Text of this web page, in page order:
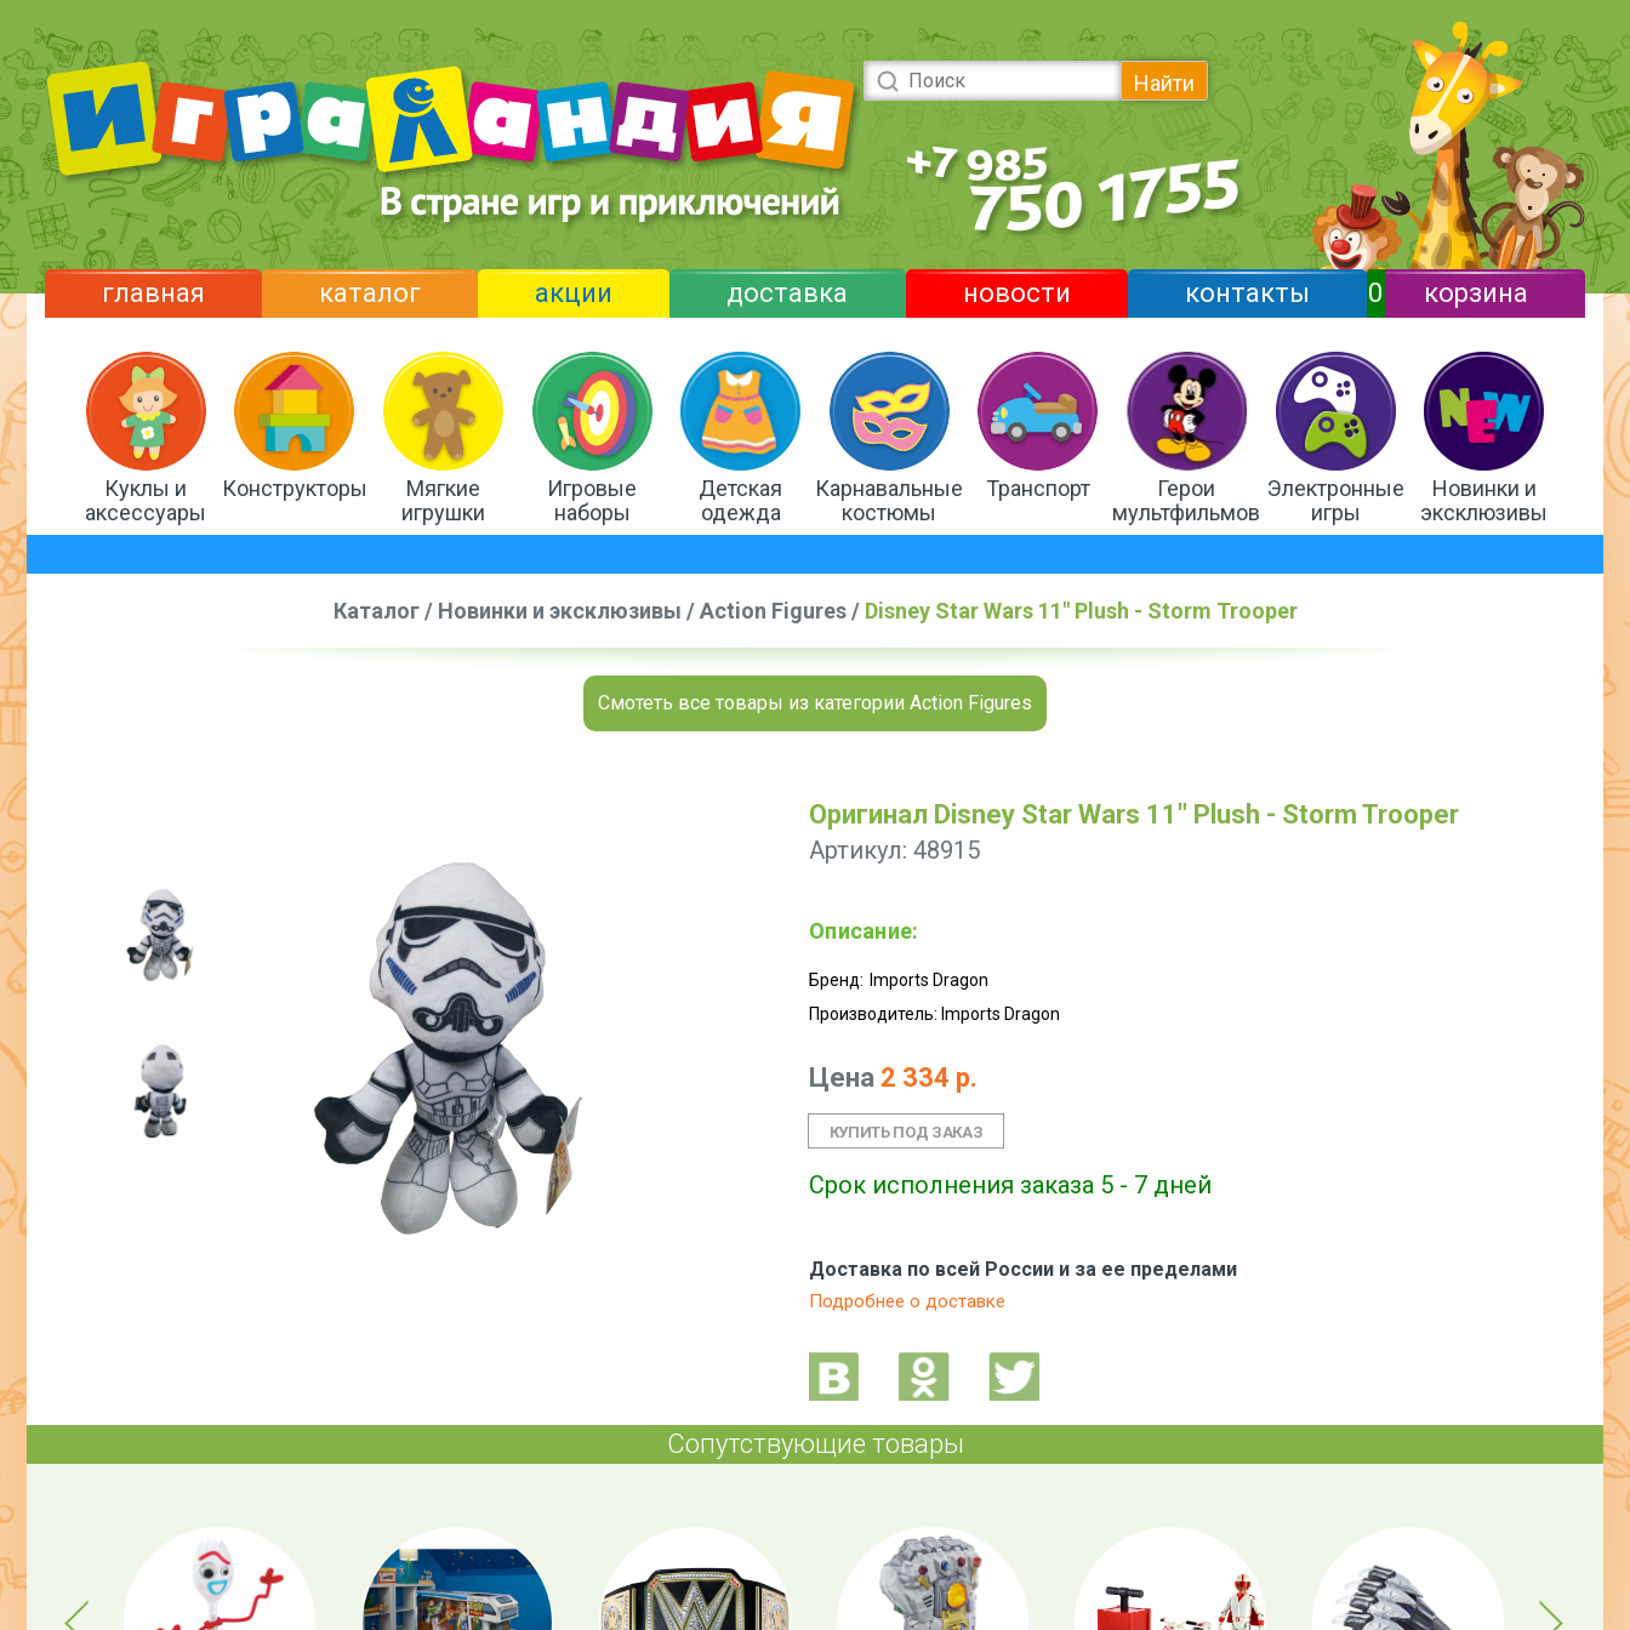
Найти
главная каталог акции доставка новости контакты 0 корзина
Куклы и
аксессуары
Конструкторы
Мягкие
игрушки
Игровые
наборы
Детская
одежда
Карнавальные
костюмы
Транспорт
Герои
мультфильмов
Электронные
игры
Новинки и
эксклюзивы
Каталог/ Новинки и эксклюзивы /Action Figures/ Disney Star Wars 11" Plush - Storm Trooper
Смотеть все товары из категории Action Figures
Оригинал Disney Star Wars 11" Plush - Storm Trooper
Артикул: 48915
Описание:
Бренд: Imports Dragon
Производитель: Imports Dragon
Цена 2 334 р.
Срок исполнения заказа 5 - 7 дней
Доставка по всей России и за ее пределами
Подробнее о доставке
Сопутствующие товары
Previous Next